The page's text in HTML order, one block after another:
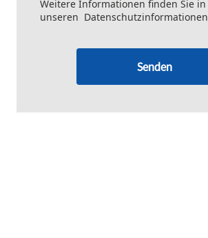
Weitere Informationen finden Sie in
unseren Datenschutzinformationen
Senden